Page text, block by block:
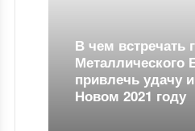
год Белого
Быка, чтобы
и достаток в